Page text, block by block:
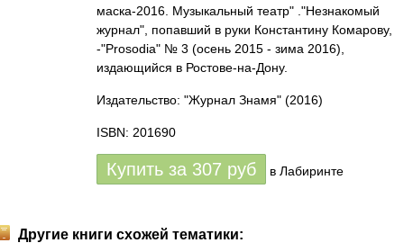
маска-2016. Музыкальный театр" ."Незнакомый
журнал", попавший в руки Константину Комарову,
-"Prosodia" № 3 (осень 2015 - зима 2016),
издающийся в Ростове-на-Дону.
Издательство: "Журнал Знамя" (2016)
ISBN: 201690
Купить за 307 руб в Лабиринте
Другие книги схожей тематики: